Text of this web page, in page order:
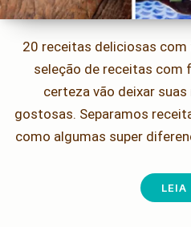
20 receitas deliciosas
seleção de receitas com
certeza vão deixar
gostosas. Separamos
como algumas super
LEIA